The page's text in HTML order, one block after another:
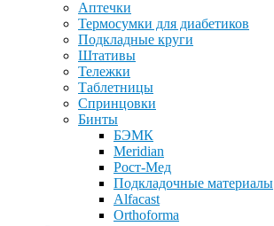
Аптечки
Термосумки для диабетиков
Подкладные круги
Штативы
Тележки
Таблетницы
Спринцовки
Бинты
БЭМК
Meridian
Рост-Мед
Подкладочные материалы
Alfacast
Orthoforma